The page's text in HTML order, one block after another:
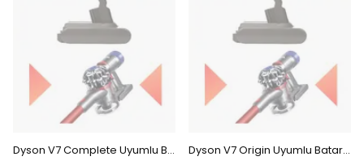
Dyson V7 Complete Uyumlu Batarya (YÜKSEK KAPASİTE) 21.6 V 2800mah Dikey Süpürge Bataryası Dyson V7 Origin Uyumlu Batarya (YÜKSEK KAPASİTE) 21.6 V 2800mah Dikey Süpürge Bataryası